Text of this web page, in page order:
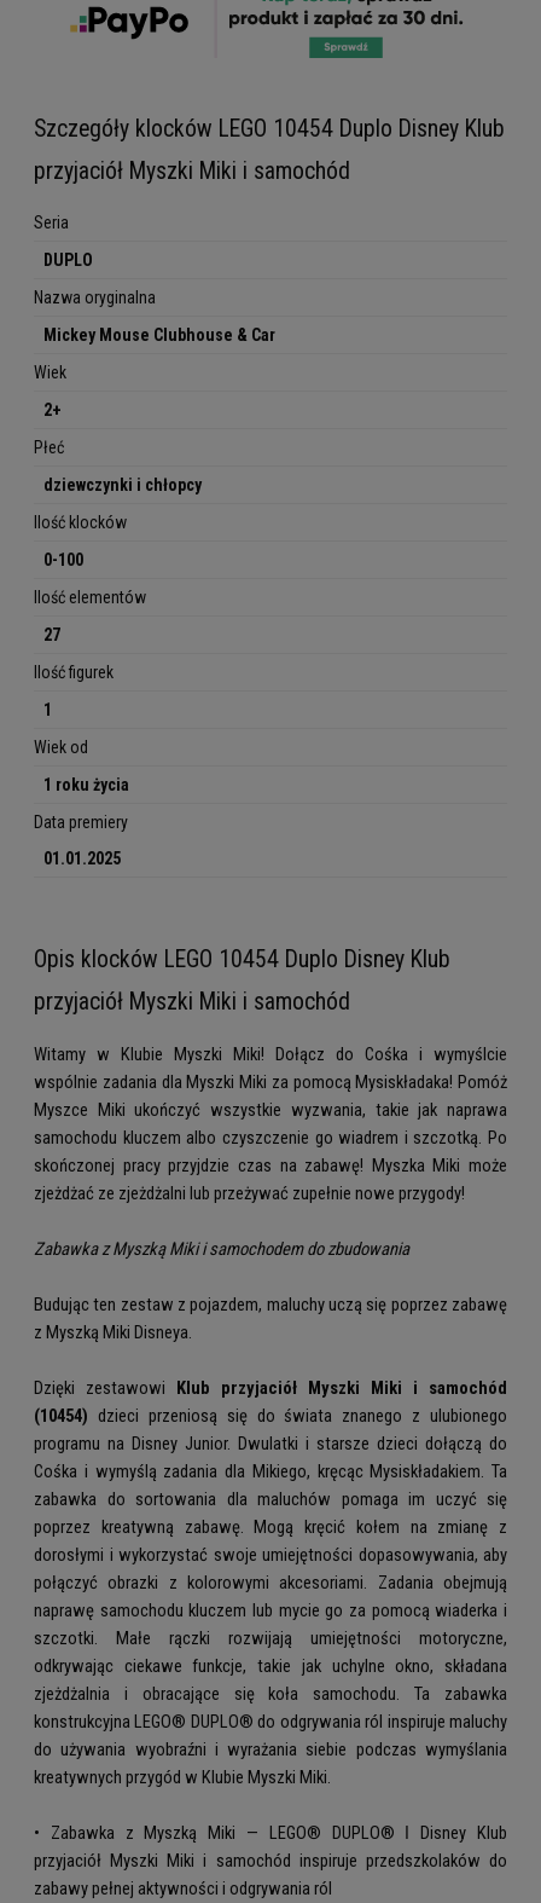
Szczegóły klocków LEGO 10454 Duplo Disney Klub
przyjaciół Myszki Miki i samochód
Seria
DUPLO
Nazwa oryginalna
Mickey Mouse Clubhouse & Car
Wiek
2+
Płeć
dziewczynki i chłopcy
Ilość klocków
0-100
Ilość elementów
27
Ilość figurek
1
Wiek od
1 roku życia
Data premiery
01.01.2025
Opis klocków LEGO 10454 Duplo Disney Klub
przyjaciół Myszki Miki i samochód
Witamy w Klubie Myszki Miki! Dołącz do Cośka i wymyślcie
wspólnie zadania dla Myszki Miki za pomocą Mysiskładaka! Pomóż
Myszce Miki ukończyć wszystkie wyzwania, takie jak naprawa
samochodu kluczem albo czyszczenie go wiadrem i szczotką. Po
skończonej pracy przyjdzie czas na zabawę! Myszka Miki może
zjeżdżać ze zjeżdżalni lub przeżywać zupełnie nowe przygody!
Zabawka z Myszką Miki i samochodem do zbudowania
Budując ten zestaw z pojazdem, maluchy uczą się poprzez zabawę
z Myszką Miki Disneya.
Dzięki zestawowi Klub przyjaciół Myszki Miki i samochód
(10454) dzieci przeniosą się do świata znanego z ulubionego
programu na Disney Junior. Dwulatki i starsze dzieci dołączą do
Cośka i wymyślą zadania dla Mikiego, kręcąc Mysiskładakiem. Ta
zabawka do sortowania dla maluchów pomaga im uczyć się
poprzez kreatywną zabawę. Mogą kręcić kołem na zmianę z
dorosłymi i wykorzystać swoje umiejętności dopasowywania, aby
połączyć obrazki z kolorowymi akcesoriami. Zadania obejmują
naprawę samochodu kluczem lub mycie go za pomocą wiaderka i
szczotki. Małe rączki rozwijają umiejętności motoryczne,
odkrywając ciekawe funkcje, takie jak uchylne okno, składana
zjeżdżalnia i obracające się koła samochodu. Ta zabawka
konstrukcyjna LEGO® DUPLO® do odgrywania ról inspiruje maluchy
do używania wyobraźni i wyrażania siebie podczas wymyślania
kreatywnych przygód w Klubie Myszki Miki.
• Zabawka z Myszką Miki — LEGO® DUPLO® ǀ Disney Klub
przyjaciół Myszki Miki i samochód inspiruje przedszkolaków do
zabawy pełnej aktywności i odgrywania ról